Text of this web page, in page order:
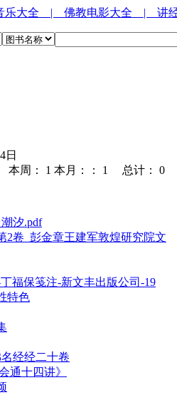
乐大全 | 佛教电影大全 | 讲
日
周： 1 本月：： 1 总计： 0
汐.pdf
2卷_彭金章王建军敦煌研究院文
福保笺注-新文丰出版公司-19
特色
经经二十卷
通十四讲》